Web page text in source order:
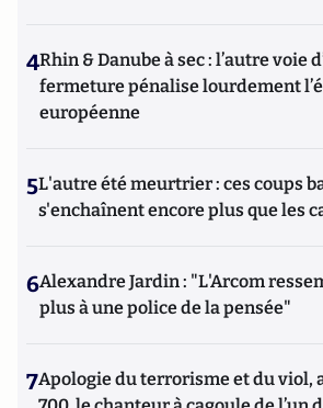
4Rhin & Danube à sec : l’autre voie
fermeture pénalise lourdement
européenne
5L'autre été meurtrier : ces coups
s'enchaînent encore plus que les
6Alexandre Jardin : "L'Arcom
plus à une police de la pensée"
7Apologie du terrorisme et du viol,